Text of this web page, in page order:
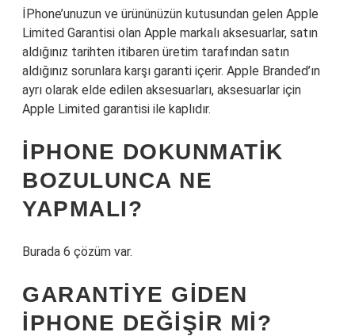
İPhone’unuzun ve ürününüzün kutusundan gelen Apple
Limited Garantisi olan Apple markalı aksesuarlar, satın
aldığınız tarihten itibaren üretim tarafından satın
aldığınız sorunlara karşı garanti içerir. Apple Branded’ın
ayrı olarak elde edilen aksesuarları, aksesuarlar için
Apple Limited garantisi ile kaplıdır.
IPHONE DOKUNMATIK
BOZULUNCA NE
YAPMALI?
Burada 6 çözüm var.
GARANTIYE GIDEN
IPHONE DEĞIŞIR MI?